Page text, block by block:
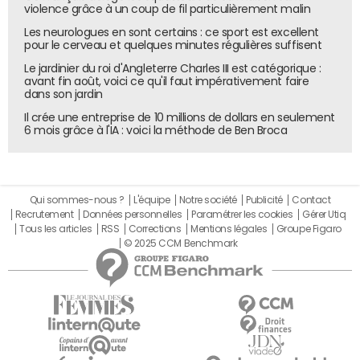
violence grâce à un coup de fil particulièrement malin
Les neurologues en sont certains : ce sport est excellent
pour le cerveau et quelques minutes régulières suffisent
Le jardinier du roi d'Angleterre Charles III est catégorique :
avant fin août, voici ce qu'il faut impérativement faire
dans son jardin
Il crée une entreprise de 10 millions de dollars en seulement
6 mois grâce à l'IA : voici la méthode de Ben Broca
Qui sommes-nous ? L'équipe Notre société Publicité
Contact
Recrutement
Données personnelles Paramétrer les cookies
Gérer Utiq
Tous les articles
RSS Corrections Mentions légales
Groupe Figaro
© 2025 CCM Benchmark